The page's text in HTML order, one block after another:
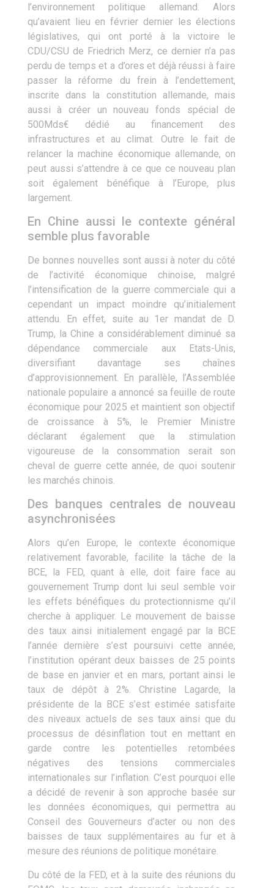
l’environnement politique allemand. Alors
qu’avaient lieu en février dernier les élections
législatives, qui ont porté à la victoire le
CDU/CSU de Friedrich Merz, ce dernier n’a pas
perdu de temps et a d’ores et déjà réussi à faire
passer la réforme du frein à l’endettement,
inscrite dans la constitution allemande, mais
aussi à créer un nouveau fonds spécial de
500Mds€ dédié au financement des
infrastructures et au climat. Outre le fait de
relancer la machine économique allemande, on
peut aussi s’attendre à ce que ce nouveau plan
soit également bénéfique à l’Europe, plus
largement.
En Chine aussi le contexte général
semble plus favorable
De bonnes nouvelles sont aussi à noter du côté
de l’activité économique chinoise, malgré
l’intensification de la guerre commerciale qui a
cependant un impact moindre qu’initialement
attendu. En effet, suite au 1er mandat de D.
Trump, la Chine a considérablement diminué sa
dépendance commerciale aux Etats-Unis,
diversifiant davantage ses chaînes
d’approvisionnement. En parallèle, l’Assemblée
nationale populaire a annoncé sa feuille de route
économique pour 2025 et maintient son objectif
de croissance à 5%, le Premier Ministre
déclarant également que la stimulation
vigoureuse de la consommation serait son
cheval de guerre cette année, de quoi soutenir
les marchés chinois.
Des banques centrales de nouveau
asynchronisées
Alors qu’en Europe, le contexte économique
relativement favorable, facilite la tâche de la
BCE, la FED, quant à elle, doit faire face au
gouvernement Trump dont lui seul semble voir
les effets bénéfiques du protectionnisme qu’il
cherche à appliquer. Le mouvement de baisse
des taux ainsi initialement engagé par la BCE
l’année dernière s’est poursuivi cette année,
l’institution opérant deux baisses de 25 points
de base en janvier et en mars, portant ainsi le
taux de dépôt à 2%. Christine Lagarde, la
présidente de la BCE s’est estimée satisfaite
des niveaux actuels de ses taux ainsi que du
processus de désinflation tout en mettant en
garde contre les potentielles retombées
négatives des tensions commerciales
internationales sur l’inflation. C’est pourquoi elle
a décidé de revenir à son approche basée sur
les données économiques, qui permettra au
Conseil des Gouverneurs d’acter ou non des
baisses de taux supplémentaires au fur et à
mesure des réunions de politique monétaire.
Du côté de la FED, et à la suite des réunions du